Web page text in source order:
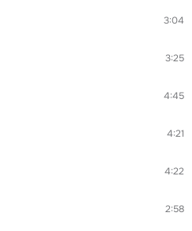
3:04
3:25
4:45
4:21
4:22
2:58